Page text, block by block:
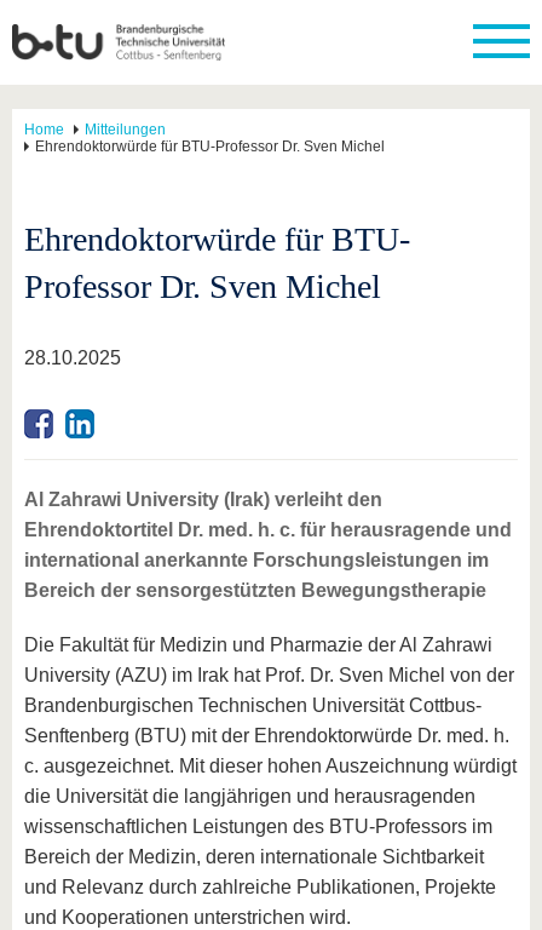
Home
Mitteilungen
Ehrendoktorwürde für BTU-Professor Dr. Sven Michel
Ehrendoktorwürde für BTU-
Professor Dr. Sven Michel
28.10.2025
Al Zahrawi University (Irak) verleiht den
Ehrendoktortitel Dr. med. h. c. für herausragende und
international anerkannte Forschungsleistungen im
Bereich der sensorgestützten Bewegungstherapie
Die Fakultät für Medizin und Pharmazie der Al Zahrawi
University (AZU) im Irak hat Prof. Dr. Sven Michel von der
Brandenburgischen Technischen Universität Cottbus-
Senftenberg (BTU) mit der Ehrendoktorwürde Dr. med. h.
c. ausgezeichnet. Mit dieser hohen Auszeichnung würdigt
die Universität die langjährigen und herausragenden
wissenschaftlichen Leistungen des BTU-Professors im
Bereich der Medizin, deren internationale Sichtbarkeit
und Relevanz durch zahlreiche Publikationen, Projekte
und Kooperationen unterstrichen wird.